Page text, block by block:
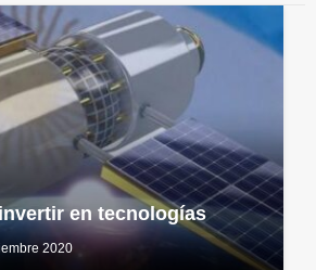
en tecnologías
2020